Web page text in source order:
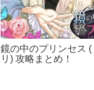
メビウスコード 攻略
+ONE byイケメンシ